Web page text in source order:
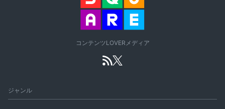
コンテンツLOVERメディア
ジャンル